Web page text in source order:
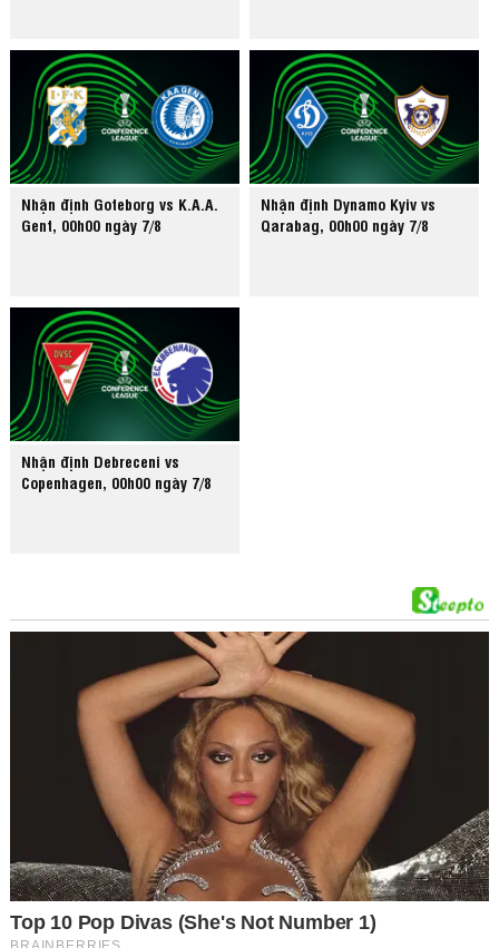
Nhận định Goteborg vs K.A.A.
Gent, 00h00 ngày 7/8
Nhận định Dynamo Kyiv vs
Qarabag, 00h00 ngày 7/8
Nhận định Debreceni vs
Copenhagen, 00h00 ngày 7/8